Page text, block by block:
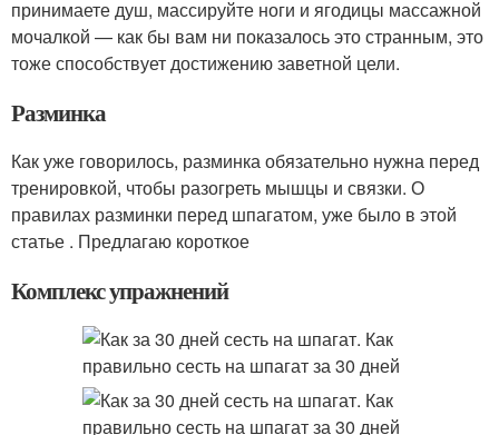
принимаете душ, массируйте ноги и ягодицы массажной
мочалкой — как бы вам ни показалось это странным, это
тоже способствует достижению заветной цели.
Разминка
Как уже говорилось, разминка обязательно нужна перед
тренировкой, чтобы разогреть мышцы и связки. О
правилах разминки перед шпагатом, уже было в этой
статье . Предлагаю короткое
Комплекс упражнений